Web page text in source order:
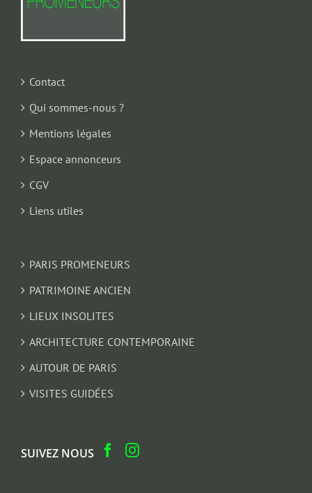
Contact
Qui sommes-nous ?
Mentions légales
Espace annonceurs
CGV
Liens utiles
PARIS PROMENEURS
PATRIMOINE ANCIEN
LIEUX INSOLITES
ARCHITECTURE CONTEMPORAINE
AUTOUR DE PARIS
VISITES GUIDÉES
SUIVEZ NOUS